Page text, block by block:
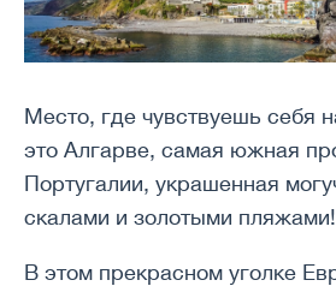
Место, где чувствуешь себя
это Алгарве, самая южная
Португалии, украшенная
скалами и золотыми пляжами!
В этом прекрасном уголке